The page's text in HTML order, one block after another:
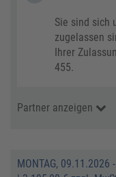
Sie sind sich
zugelassen
Ihrer
455.
Partner anzeigen
MONTAG, 09.11.2026